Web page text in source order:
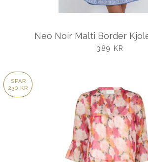
Neo Noir Malti Border
UDSALGSPRIS
389 KR
SPAR
230 KR